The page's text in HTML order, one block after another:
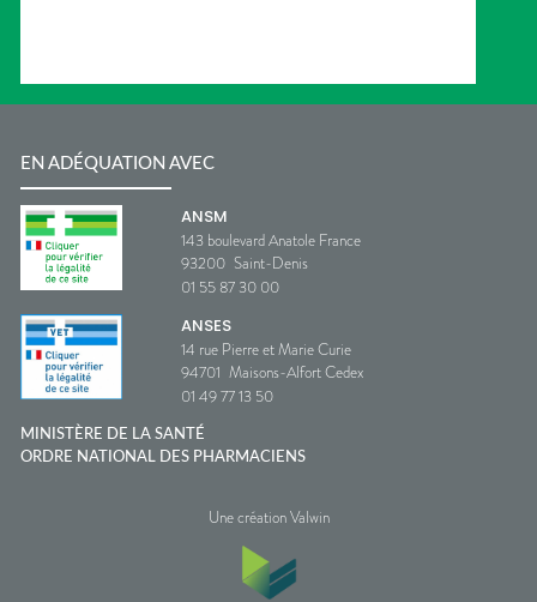
EN ADÉQUATION AVEC
ANSM
143 boulevard Anatole France
93200 Saint-Denis
01 55 87 30 00
ANSES
14 rue Pierre et Marie Curie
94701 Maisons-Alfort Cedex
01 49 77 13 50
MINISTÈRE DE LA SANTÉ
ORDRE NATIONAL DES PHARMACIENS
Une création Valwin